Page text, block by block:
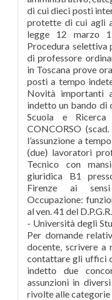
di cui dieci posti
protette di cui agli
legge 12 marzo
Procedura selettiva
di professore
in Toscana prove
posti a tempo
Novità importanti
indetto un bando di
Scuola e Ricerca
CONCORSO
l’assunzione a
(due) lavoratori
Tecnico con
giuridica B1
Firenze ai
Occupazione:
al ven. 41 del
- Università degli
Per domande
docente, scrivere a
contattare gli uffici
indetto due
assunzioni in
rivolte alle